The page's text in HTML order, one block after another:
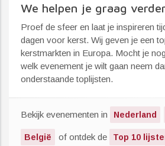
We helpen je graag
Proef de sfeer en laat je inspireren
dagen voor kerst. Wij geven je een
kerstmarkten in Europa. Mocht je
welk evenement je wilt gaan neem
onderstaande toplijsten.
Bekijk evenementen in Nederland
België of ontdek de Top 10